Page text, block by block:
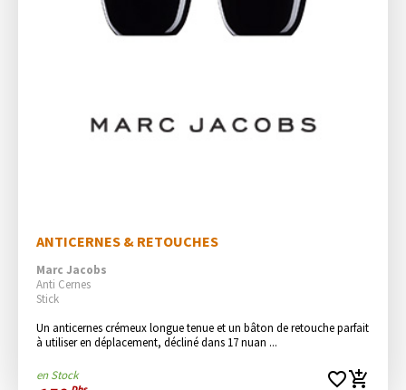
ANTICERNES & RETOUCHES
Marc Jacobs
Anti Cernes
Stick
Un anticernes crémeux longue tenue et un bâton de retouche parfait
à utiliser en déplacement, décliné dans 17 nuan ...
en Stock favorite_borderadd_shopping_cart